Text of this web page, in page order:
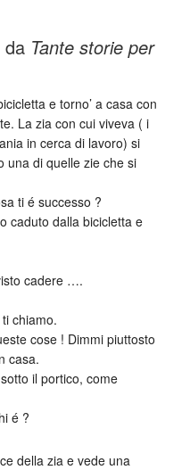
da Tante storie per
e torno’ a casa con
La zia con cui viveva ( i
in cerca di lavoro) si
una di quelle zie che si
ti é successo ?
caduto dalla bicicletta e
cadere ….
chiamo.
cose ! Dimmi piuttosto
casa.
il portico, come
é ?
della zia e vede una